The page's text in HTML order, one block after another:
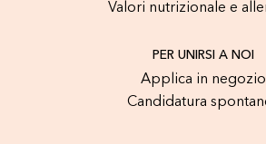
Valori nutrizionale e
PER UNIRSI A NOI
Applica in negozio
Candidatura